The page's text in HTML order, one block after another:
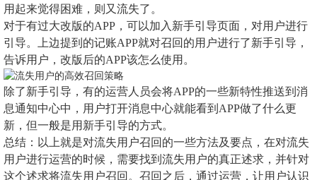
用起来觉得困难，则又流失了。
对于有过大改版的APP，可以加入新手引导页面，对用户进行
引导。上边提到的记账APP就对召回的用户进行了新手引导，
告诉用户，改版后的APP该怎么使用。
除了新手引导，有的运营人员会将APP的一些新特性推送到消
息通知中心中，用户打开消息中心就能看到APP做了什么更
新，但一般是用新手引导的方式。
总结：以上就是对流失用户召回的一些方法及要点，在对流失
用户进行运营的时候，需要找到流失用户的真正述求，并针对
这个述求将流失用户召回。召回之后，通过运营，让用户认识